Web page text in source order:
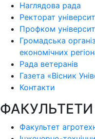
Наглядова рада
Ректорат
Профком
Громадська
економічних
Рада ветеранів
Газета «Вісник
Контакти
ФАКУЛЬТЕТИ
Факультет